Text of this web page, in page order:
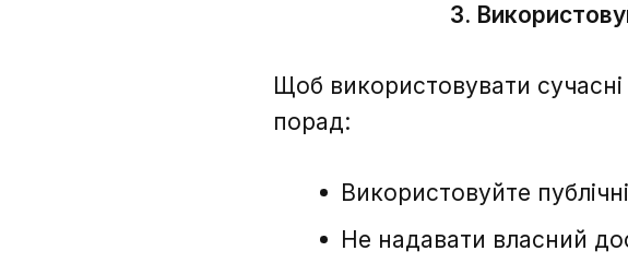
3.
Щоб використовувати сучасні
порад:
Використовуйте
Не надавати власний